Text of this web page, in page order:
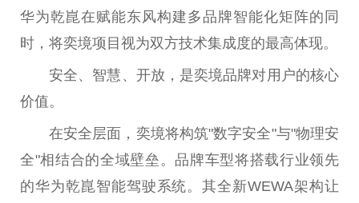
华为乾崑在赋能东风构建多品牌智能化矩阵的同
时，将奕境项目视为双方技术集成度的最高体现。
安全、智慧、开放，是奕境品牌对用户的核心
价值。
在安全层面，奕境将构筑"数字安全"与"物理安
全"相结合的全域壁垒。品牌车型将搭载行业领先
的华为乾崑智能驾驶系统。其全新WEWA架构让